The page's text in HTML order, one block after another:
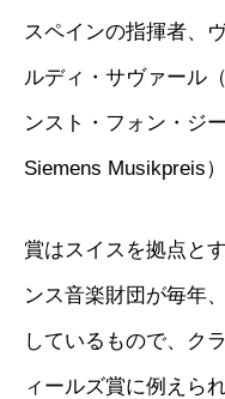
スペインの指揮者、
ルディ・サヴァール
ンスト・フォン・ジ
Siemens Musikpreis
賞はスイスを拠点と
ンス音楽財団が毎年
しているもので、ク
ィールズ賞に例えら